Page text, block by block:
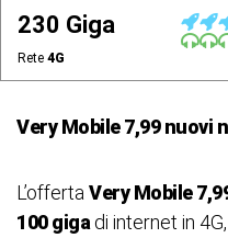
230 Giga
Rete 4G
Very Mobile 7,99 nuovi
L’offerta Very Mobile
100 giga di internet in